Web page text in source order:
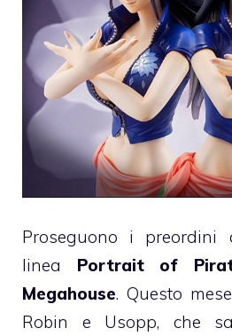
Proseguono i preordini
linea Portrait of
Megahouse. Questo
Robin e Usopp, che